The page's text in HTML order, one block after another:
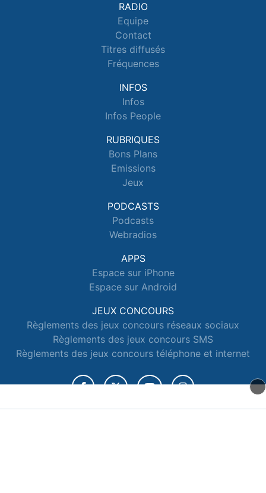
RADIO
Equipe
Contact
Titres diffusés
Fréquences
INFOS
Infos
Infos People
RUBRIQUES
Bons Plans
Emissions
Jeux
PODCASTS
Podcasts
Webradios
APPS
Espace sur iPhone
Espace sur Android
JEUX CONCOURS
Règlements des jeux concours réseaux sociaux
Règlements des jeux concours SMS
Règlements des jeux concours téléphone et internet